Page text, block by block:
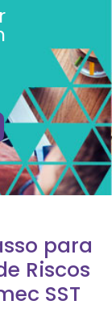
para
Riscos
SST